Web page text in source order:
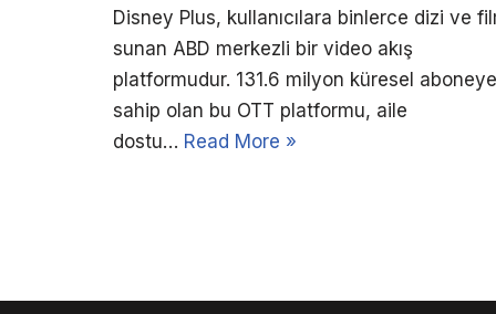
Disney Plus, kullanıcılara binlerce dizi ve
sunan ABD merkezli bir video akış
platformudur. 131.6 milyon küresel aboneye
sahip olan bu OTT platformu, aile
dostu… Read More »